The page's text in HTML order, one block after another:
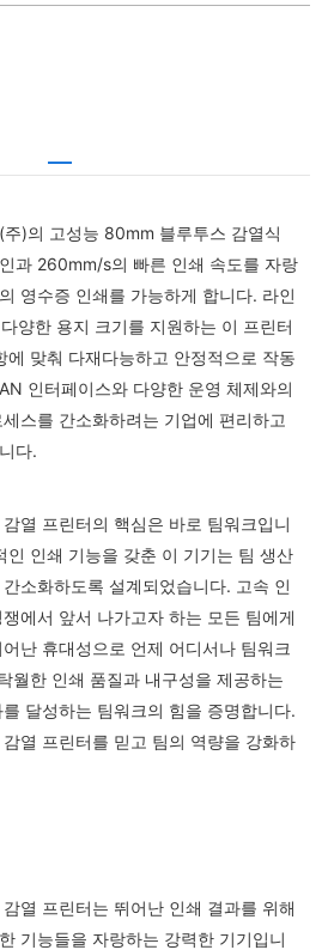
)의 고성능 80mm 블루투스 감열식
과 260mm/s의 빠른 인쇄 속도를 자랑
영수증 인쇄를 가능하게 합니다. 라인
양한 용지 크기를 지원하는 이 프린터
에 맞춰 다재다능하고 안정적으로 작동
인터페이스와 다양한 운영 체제와의
스를 간소화하려는 기업에 편리하고
다.
열 프린터의 핵심은 바로 팀워크입니
인 인쇄 기능을 갖춘 이 기기는 팀 생산
소화하도록 설계되었습니다. 고속 인
에서 앞서 나가고자 하는 모든 팀에게
난 휴대성으로 언제 어디서나 팀워크
월한 인쇄 품질과 내구성을 제공하는
달성하는 팀워크의 힘을 증명합니다.
열 프린터를 믿고 팀의 역량을 강화하
열 프린터는 뛰어난 인쇄 결과를 위해
기능들을 자랑하는 강력한 기기입니